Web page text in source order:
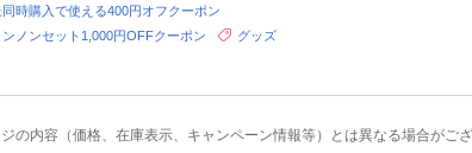
時購入で使える400円オフクーポン
ノンセット1,000円OFFクーポン
グッズ
内容（価格、在庫表示、キャンペーン情報等）とは異なる場合がござ